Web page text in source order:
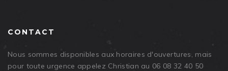
CONTACT
Nous sommes disponibles aux horaires d'ouvertures, mais
pour toute urgence appelez Christian au 06 08 32 40 50